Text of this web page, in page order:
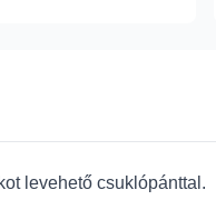
levehető csuklópánttal.